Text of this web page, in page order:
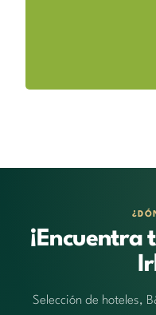
¡Encuentra
Selección de hoteles,